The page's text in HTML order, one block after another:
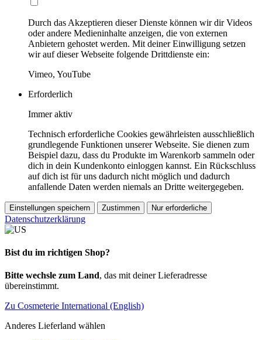
Durch das Akzeptieren dieser Dienste können wir dir Videos
oder andere Medieninhalte anzeigen, die von externen
Anbietern gehostet werden. Mit deiner Einwilligung setzen
wir auf dieser Webseite folgende Drittdienste ein:
Vimeo, YouTube
Erforderlich
Immer aktiv
Technisch erforderliche Cookies gewährleisten ausschließlich
grundlegende Funktionen unserer Webseite. Sie dienen zum
Beispiel dazu, dass du Produkte im Warenkorb sammeln oder
dich in dein Kundenkonto einloggen kannst. Ein Rückschluss
auf dich ist für uns dadurch nicht möglich und dadurch
anfallende Daten werden niemals an Dritte weitergegeben.
Einstellungen speichern Zustimmen Nur erforderliche
Datenschutzerklärung
Bist du im richtigen Shop?
Bitte wechsle zum Land, das mit deiner Lieferadresse
übereinstimmt.
Zu Cosmeterie International (English)
Anderes Lieferland wählen